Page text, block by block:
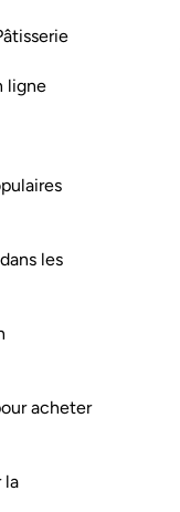
ligne
les
acheter
la